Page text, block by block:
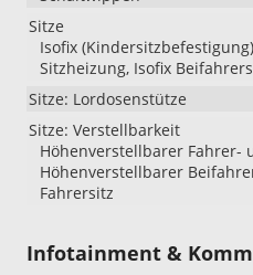
Sitze
Isofix
Sitzheizung, Isofix
Sitze: Lordosenstütze
Sitze: Verstellbarkeit
Höhenverstellbarer Fahrer-
Höhenverstellbarer
Fahrersitz
Infotainment &